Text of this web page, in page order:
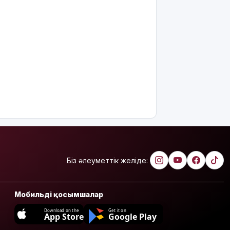
Біз әлеуметтік желіде:
Мобильді қосымшалар
Download on the
App Store
Get it on
Google Play